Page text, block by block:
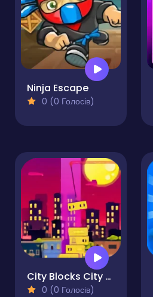
Ninja Escape
0 (0 Голосів)
City Blocks City Tower
0 (0 Голосів)